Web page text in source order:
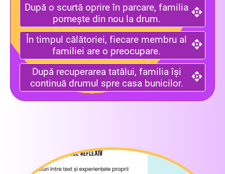
După o scurtă oprire în parcare, familia
pornește din nou la drum.
În timpul călătoriei, fiecare membru al
familiei are o preocupare.
După recuperarea tatălui, familia își
continuă drumul spre casa bunicilor.